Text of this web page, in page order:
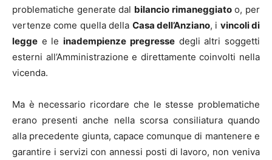
problematiche generate dal bilancio rimaneggiatoo, per
vertenze come quella della Casa dell’Anziano, i vincoli di
legge e leinadempienze pregressedegli altri soggetti
esterni all’Amministrazione e direttamente coinvolti nella
vicenda.
Ma è necessario ricordare che le stesse problematiche
erano presenti anche nella scorsa consiliatura quando
alla precedente giunta, capace comunque di mantenere e
garantire i servizi con annessi posti di lavoro, non veniva